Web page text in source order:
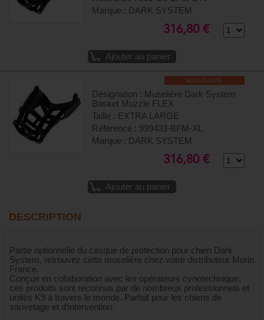
Marque : DARK SYSTEM
316,80 €
Ajouter au panier
NOUVEAUTÉ
Désignation : Muselière Dark System
Basket Muzzle FLEX
Taille : EXTRA LARGE
Référence : 999433-BFM-XL
Marque : DARK SYSTEM
316,80 €
Ajouter au panier
DESCRIPTION
Partie optionnelle du casque de protection pour chien Dark
System, retrouvez cette muselière chez votre distributeur Morin
France.
Conçue en collaboration avec les opérateurs cynotechnique,
ces produits sont reconnus par de nombreux professionnels et
unités K9 à travers le monde. Parfait pour les chiens de
sauvetage et d’intervention.